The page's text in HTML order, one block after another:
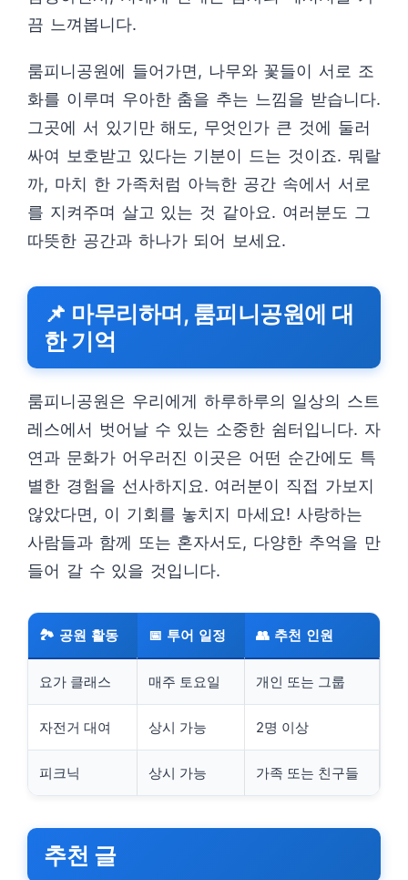
끔 느껴봅니다.
룸피니공원에 들어가면, 나무와 꽃들이 서로 조
화를 이루며 우아한 춤을 추는 느낌을 받습니다.
그곳에 서 있기만 해도, 무엇인가 큰 것에 둘러
싸여 보호받고 있다는 기분이 드는 것이죠. 뭐랄
까, 마치 한 가족처럼 아늑한 공간 속에서 서로
를 지켜주며 살고 있는 것 같아요. 여러분도 그
따뜻한 공간과 하나가 되어 보세요.
📌 마무리하며, 룸피니공원에 대
한 기억
룸피니공원은 우리에게 하루하루의 일상의 스트
레스에서 벗어날 수 있는 소중한 쉼터입니다. 자
연과 문화가 어우러진 이곳은 어떤 순간에도 특
별한 경험을 선사하지요. 여러분이 직접 가보지
않았다면, 이 기회를 놓치지 마세요! 사랑하는
사람들과 함께 또는 혼자서도, 다양한 추억을 만
들어 갈 수 있을 것입니다.
🏞️ 공원 활동 📅 투어 일정 👥 추천 인원
요가 클래스 매주 토요일 개인 또는 그룹
자전거 대여 상시 가능 2명 이상
피크닉 상시 가능 가족 또는 친구들
추천 글